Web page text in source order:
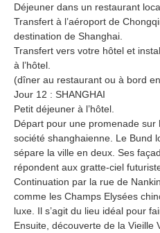
Déjeuner dans un restaurant
Transfert à l’aéroport de
destination de Shanghai.
Transfert vers votre hôtel et
à l’hôtel.
(dîner au restaurant ou à bord
Jour 12 : SHANGHAI
Petit déjeuner à l’hôtel.
Départ pour une promenade sur
société shanghaienne. Le Bund
sépare la ville en deux. Ses
répondent aux gratte-ciel
Continuation par la rue de
comme les Champs Elysées
luxe. Il s’agit du lieu idéal pour
Ensuite, découverte de la Vieille